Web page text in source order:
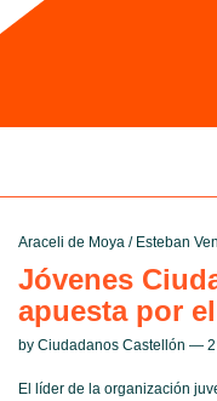
Araceli de Moya/ Esteban
Jóvenes
apuesta por
by Ciudadanos Castellón —
El líder de la organización